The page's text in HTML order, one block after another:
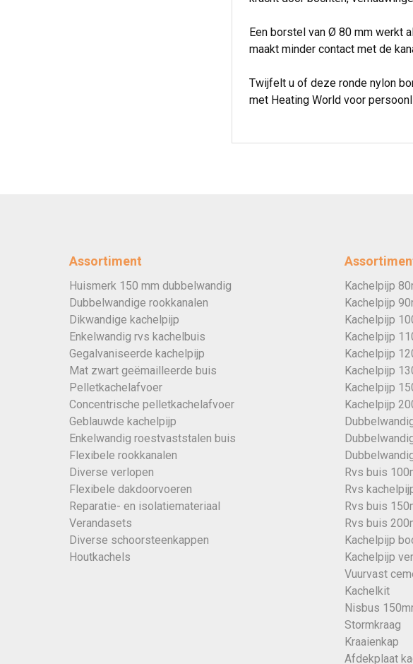
Een borstel van Ø 80 mm werkt
maakt minder contact met de
Twijfelt u of deze ronde nylon
met Heating World voor
Assortiment
Huismerk 150 mm dubbelwandig
Dubbelwandige rookkanalen
Dikwandige kachelpijp
Enkelwandig rvs kachelbuis
Gegalvaniseerde kachelpijp
Mat zwart geëmailleerde buis
Pelletkachelafvoer
Concentrische pelletkachelafvoer
Geblauwde kachelpijp
Enkelwandig roestvaststalen buis
Flexibele rookkanalen
Diverse verlopen
Flexibele dakdoorvoeren
Reparatie- en isolatiemateriaal
Verandasets
Diverse schoorsteenkappen
Houtkachels
Kachelpijp
Kachelpijp
Kachelpijp
Kachelpijp
Kachelpijp
Kachelpijp
Kachelpijp
Kachelpijp
Rvs buis
Rvs
Rvs buis
Rvs buis
Kachelpijp
Kachelpijp
Vuurvast
Kachelkit
Nisbus
Stormkraag
Kraaienkap
Afdekplaat